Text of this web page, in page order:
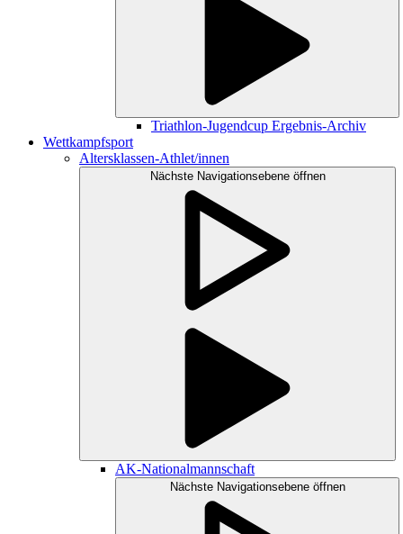
Triathlon-Jugendcup Ergebnis-Archiv
Wettkampfsport
Altersklassen-Athlet/innen
Nächste Navigationsebene öffnen
AK-Nationalmannschaft
Nächste Navigationsebene öffnen